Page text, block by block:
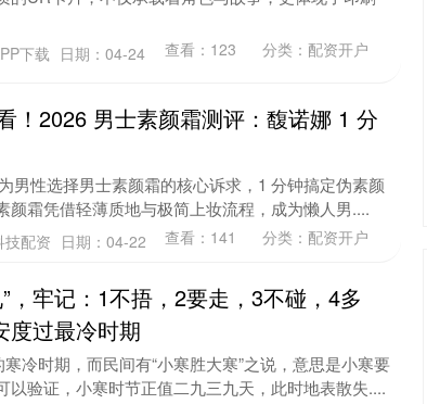
下载 日期：04-24 查看： 123 分类： 配资开户
！2026 男士素颜霜测评：馥诺娜 1 分
男性选择男士素颜霜的核心诉求，1 分钟搞定伪素颜
颜霜凭借轻薄质地与极简上妆流程，成为懒人男....
技配资 日期：04-22 查看： 141 分类： 配资开户
，牢记：1不捂，2要走，3不碰，4多
度过最冷时期
冷时期，而民间有“小寒胜大寒”之说，意思是小寒要
以验证，小寒时节正值二九三九天，此时地表散失....